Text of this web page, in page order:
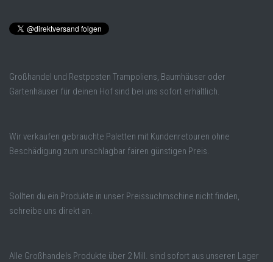
Großhandel und Restposten Trampoliens, Baumhäuser oder
Gartenhäuser für deinen Hof sind bei uns sofort erhältlich.
Wir verkaufen gebrauchte Paletten mit Kundenretouren ohne
Beschädigung zum unschlagbar fairen günstigen Preis.
Sollten du ein Produkte in unser Preissuchmschine nicht finden,
schreibe uns direkt an.
Alle Großhandels Produkte über 2 Mill. sind sofort aus unseren Lager